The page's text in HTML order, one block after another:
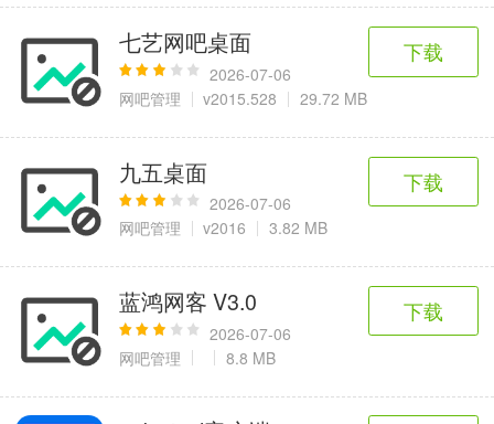
资讯阅读
1万+款应用
学习办公
3万+款应用
生活服务
2万+款应用
医疗健康
6千+款应用
母婴育儿
2百+款应用
趣味娱乐
3千+款应用
9百+款应用
七艺网吧桌面
2026-07-06
网吧管理
v2015.528 29.72 MB
下载
九五桌面
2026-07-06
网吧管理
v2016 3.82 MB
下载
蓝鸿网客 V3.0
2026-07-06
网吧管理
8.8 MB
下载